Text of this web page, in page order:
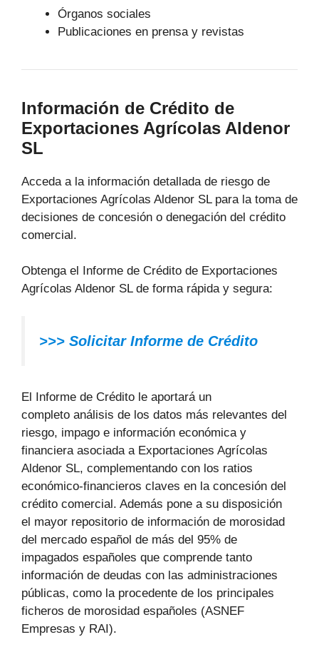
Órganos sociales
Publicaciones en prensa y revistas
Información de Crédito de
Exportaciones Agrícolas Aldenor
SL
Acceda a la información detallada de riesgo de
Exportaciones Agrícolas Aldenor SL para la toma de
decisiones de concesión o denegación del crédito
comercial.
Obtenga el Informe de Crédito de Exportaciones
Agrícolas Aldenor SL de forma rápida y segura:
>>> Solicitar Informe de Crédito
El Informe de Crédito le aportará un
completo análisis de los datos más relevantes del
riesgo, impago e información económica y
financiera asociada a Exportaciones Agrícolas
Aldenor SL, complementando con los ratios
económico-financieros claves en la concesión del
crédito comercial. Además pone a su disposición
el mayor repositorio de información de morosidad
del mercado español de más del 95% de
impagados españoles que comprende tanto
información de deudas con las administraciones
públicas, como la procedente de los principales
ficheros de morosidad españoles (ASNEF
Empresas y RAI).